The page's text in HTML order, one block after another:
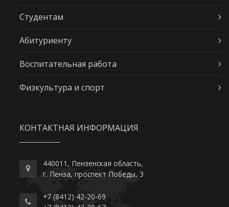
Студентам
Абитуриенту
Воспитательная работа
Физкультура и спорт
КОНТАКТНАЯ ИНФОРМАЦИЯ
440011, Пензенская область,
г. Пенза, проспект Победы, 3
+7 (8412) 42-20-69